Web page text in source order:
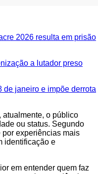
2026 resulta em prisão
a lutador preso
de janeiro e impõe derrota
atualmente, o público
ou status. Segundo
experiências mais
identificação e
em entender quem faz